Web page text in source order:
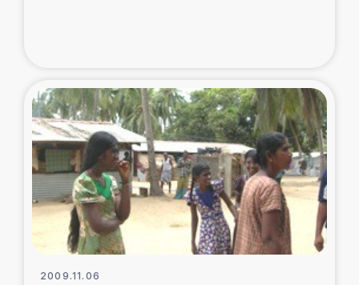
スリランカの南北女性をつなぐサリー・リサイクル・プロ
ジェクト
復興支援事業
民際教育事業
女性グループPIFWANITAによる食品加工事業
2009.11.06